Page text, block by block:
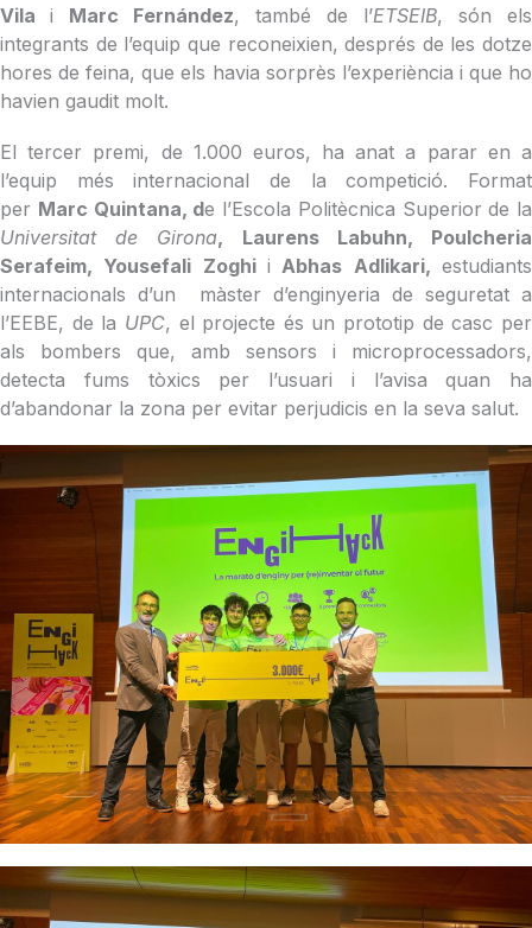
Vila i Marc Fernández, també de l’ETSEIB, són els
integrants de l’equip que reconeixien, després de les dotze
hores de feina, que els havia sorprès l’experiència i que ho
havien gaudit molt.
El tercer premi, de 1.000 euros, ha anat a parar en a
l’equip més internacional de la competició. Format
per Marc Quintana, de l’Escola Politècnica Superior de la
Universitat de Girona, Laurens Labuhn, Poulcheria
Serafeim, Yousefali Zoghi i Abhas Adlikari, estudiants
internacionals d’un màster d’enginyeria de seguretat a
l’EEBE, de la UPC, el projecte és un prototip de casc per
als bombers que, amb sensors i microprocessadors,
detecta fums tòxics per l’usuari i l’avisa quan ha
d’abandonar la zona per evitar perjudicis en la seva salut.